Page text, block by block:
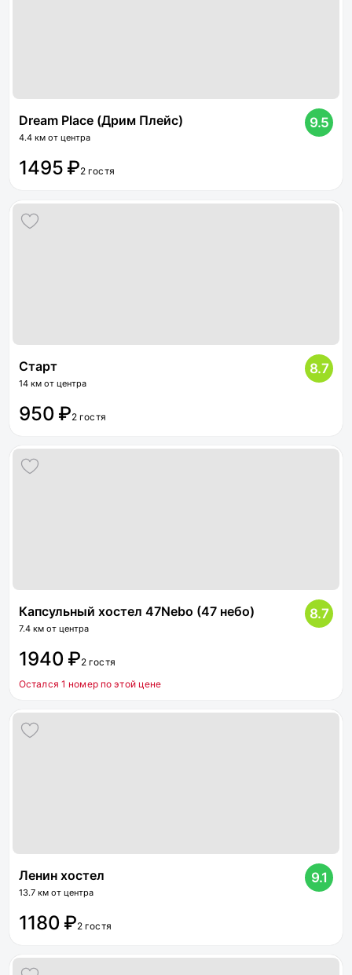
Dream Place (Дрим Плейс)
4.4 км от центра
9.5
1495 ₽2 гостя
Старт
14 км от центра
8.7
950 ₽2 гостя
Капсульный хостел 47Nebo (47 небо)
7.4 км от центра
8.7
1940 ₽2 гостя
Остался 1 номер по этой цене
Ленин хостел
13.7 км от центра
9.1
1180 ₽2 гостя